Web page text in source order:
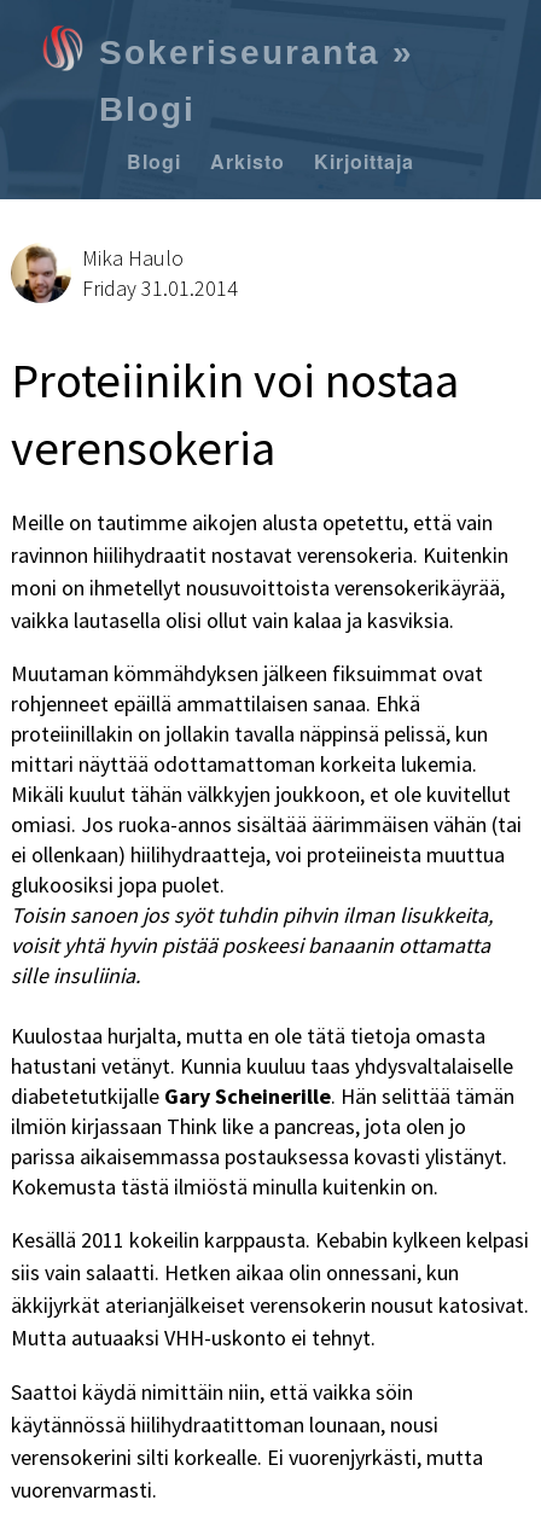
Sokeriseuranta »
Blogi
Blogi Arkisto Kirjoittaja
Mika Haulo
Friday 31.01.2014
Proteiinikin voi nostaa
verensokeria
Meille on tautimme aikojen alusta opetettu, että vain
ravinnon hiilihydraatit nostavat verensokeria. Kuitenkin
moni on ihmetellyt nousuvoittoista verensokerikäyrää,
vaikka lautasella olisi ollut vain kalaa ja kasviksia.
Muutaman kömmähdyksen jälkeen fiksuimmat ovat
rohjenneet epäillä ammattilaisen sanaa. Ehkä
proteiinillakin on jollakin tavalla näppinsä pelissä, kun
mittari näyttää odottamattoman korkeita lukemia.
Mikäli kuulut tähän välkkyjen joukkoon, et ole kuvitellut
omiasi. Jos ruoka-annos sisältää äärimmäisen vähän (tai
ei ollenkaan) hiilihydraatteja, voi proteiineista muuttua
glukoosiksi jopa puolet.
Toisin sanoen jos syöt tuhdin pihvin ilman lisukkeita,
voisit yhtä hyvin pistää poskeesi banaanin ottamatta
sille insuliinia.
Kuulostaa hurjalta, mutta en ole tätä tietoja omasta
hatustani vetänyt. Kunnia kuuluu taas yhdysvaltalaiselle
diabetetutkijalle Gary Scheinerille. Hän selittää tämän
ilmiön kirjassaan Think like a pancreas, jota olen jo
parissa aikaisemmassa postauksessa kovasti ylistänyt.
Kokemusta tästä ilmiöstä minulla kuitenkin on.
Kesällä 2011 kokeilin karppausta. Kebabin kylkeen kelpasi
siis vain salaatti. Hetken aikaa olin onnessani, kun
äkkijyrkät aterianjälkeiset verensokerin nousut katosivat.
Mutta autuaaksi VHH-uskonto ei tehnyt.
Saattoi käydä nimittäin niin, että vaikka söin
käytännössä hiilihydraatittoman lounaan, nousi
verensokerini silti korkealle. Ei vuorenjyrkästi, mutta
vuorenvarmasti.